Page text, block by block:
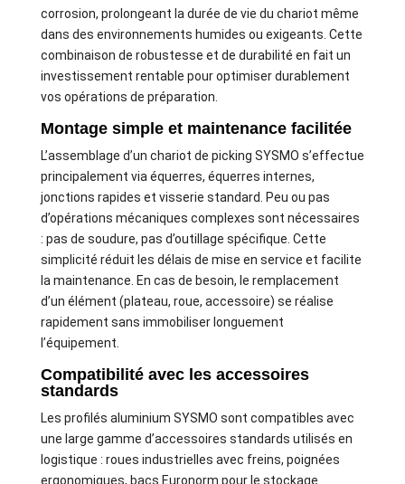
corrosion, prolongeant la durée de vie du chariot même
dans des environnements humides ou exigeants. Cette
combinaison de robustesse et de durabilité en fait un
investissement rentable pour optimiser durablement
vos opérations de préparation.
Montage simple et maintenance facilitée
L’assemblage d’un chariot de picking SYSMO s’effectue
principalement via équerres, équerres internes,
jonctions rapides et visserie standard. Peu ou pas
d’opérations mécaniques complexes sont nécessaires
: pas de soudure, pas d’outillage spécifique. Cette
simplicité réduit les délais de mise en service et facilite
la maintenance. En cas de besoin, le remplacement
d’un élément (plateau, roue, accessoire) se réalise
rapidement sans immobiliser longuement
l’équipement.
Compatibilité avec les accessoires
standards
Les profilés aluminium SYSMO sont compatibles avec
une large gamme d’accessoires standards utilisés en
logistique : roues industrielles avec freins, poignées
ergonomiques, bacs Euronorm pour le stockage